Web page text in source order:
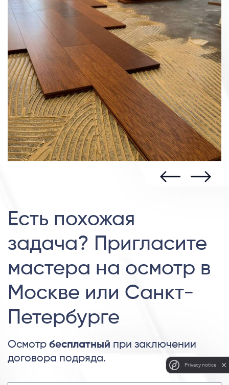
Есть похожая
задача? Пригласите
мастера на осмотр в
Москве или Санкт-
Петербурге
Осмотр бесплатный при заключении
договора подряда.
Privacy notice